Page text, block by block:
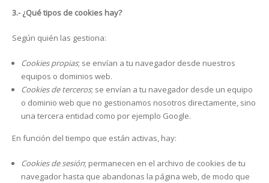
3.- ¿Qué tipos de cookies hay?
Según quién las gestiona:
Cookies propias; se envían a tu navegador desde nuestros
equipos o dominios web.
Cookies de terceros; se envían a tu navegador desde un equipo
o dominio web que no gestionamos nosotros directamente, sino
una tercera entidad como por ejemplo Google.
En función del tiempo que están activas, hay:
Cookies de sesión; permanecen en el archivo de cookies de tu
navegador hasta que abandonas la página web, de modo que